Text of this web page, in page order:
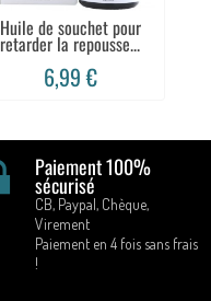
Huile de souchet pour
retarder la repousse...
6,99 €
Paiement 100%
sécurisé
CB, Paypal, Chèque,
Virement
Paiement en 4 fois sans frais
!